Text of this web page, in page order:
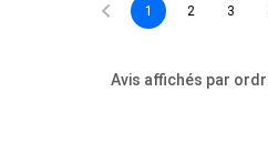
1 2 3
Avis affichés par